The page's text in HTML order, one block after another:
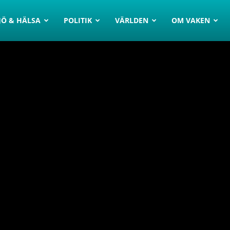
& HÄLSA POLITIK VÄRLDEN OM VAKEN